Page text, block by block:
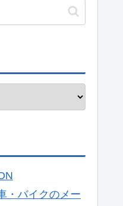
・バイクのメー